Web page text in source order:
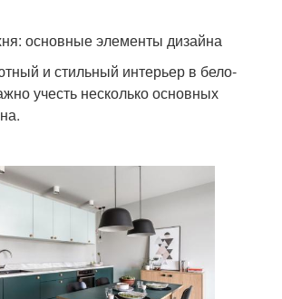
основные элементы дизайна
и стильный интерьер в бело-
учесть несколько основных